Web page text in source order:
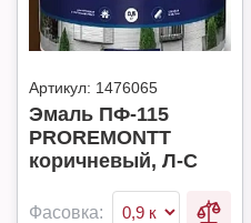
Артикул: 1476065
Эмаль ПФ-115
PROREMONTT
коричневый, Л-С
Фасовка: